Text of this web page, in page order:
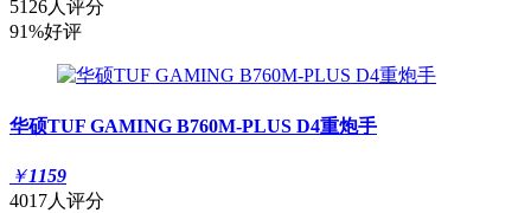
5126人评分
91%好评
华硕TUF GAMING B760M-PLUS D4重炮手
￥1159
4017人评分